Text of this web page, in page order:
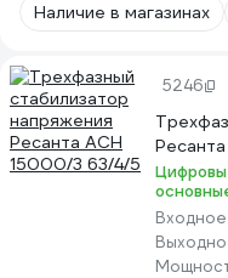
Наличие в магазинах
5246